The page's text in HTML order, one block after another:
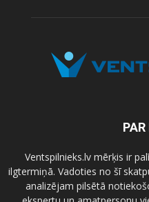
Ventspilnieks.lv mērķis ir
ilgtermiņā. Vadoties no šī
analizējam pilsētā